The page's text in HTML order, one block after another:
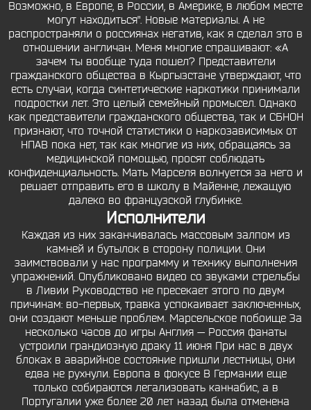
Возможно, в Европе, в России, в Америке, в любом месте
могут находиться". Новые материалы. А не
распространяли о россиянах негатив, как я сделал это в
отношении англичан. Меня многие спрашивают: «А
зачем ты вообще туда пошел? Представители
гражданского общества в Кыргызстане утверждают, что
есть случаи, когда синтетические наркотики принимали
подростки лет. Это целый семейный промысел. Однако
как представители гражданского общества, так и СБНОН
признают, что точной статистики о наркозависимых от
НПАВ пока нет, так как многие из них, обращаясь за
медицинской помощью, просят соблюдать
конфиденциальность. Мать Марселя волнуется за него и
решает отправить его в школу в Майенне, лежащую
далеко во французской глубинке.
Исполнители
Каждая из них заканчивалась массовым залпом из
камней и бутылок в сторону полиции. Они
заимствовали у нас программу и технику выполнения
упражнений. Опубликовано видео со звуками стрельбы
в Ливии Руководство не пресекает этого по двум
причинам: во-первых, травка успокаивает заключенных,
они создают меньше проблем. Марсельское побоище За
несколько часов до игры Англия — Россия фанаты
устроили грандиозную драку 11 июня При нас в двух
блоках в аварийное состояние пришли лестницы, они
едва не рухнули. Европа в фокусе В Германии еще
только собираются легализовать каннабис, а в
Португалии уже более 20 лет назад была отменена